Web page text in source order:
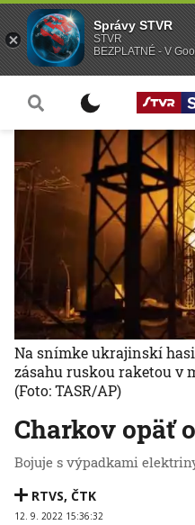
Charkov opäť
Bojuje s výpadkami
RTVS, ČTK
12. 9. 2022 15:36:32
Na snímke ukrajinskí
zásahu ruskou raketou v
(Foto: TASR/AP)
Správy STVR
STVR
BEZPLATNÉ - V